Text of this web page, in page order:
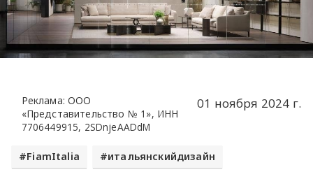
01 ноября 2024 г.
Реклама: ООО
«Представительство № 1», ИНН
7706449915, 2SDnjeAADdM
FiamItalia итальянскийдизайн